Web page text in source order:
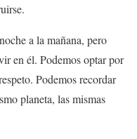
a la mañana, pero
en él. Podemos optar por
Podemos recordar
planeta, las mismas